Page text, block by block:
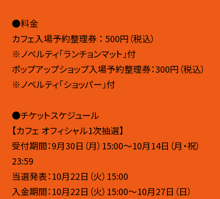
●料金
カフェ入場予約整理券 ： 500円（税込）
※ノベルティ「ランチョンマット」付
ポップアップショップ入場予約整理券：300円（税込）
※ノベルティ「ショッパー」付
●チケットスケジュール
【カフェ オフィシャル1次抽選】
受付期間：9月30日（月）15:00〜10月14日（月・祝）
23:59
当選発表：10月22日（火）15:00
入金期間：10月22日（火）15:00～10月27日（日）